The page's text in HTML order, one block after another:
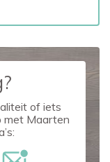
of iets
met Maarten